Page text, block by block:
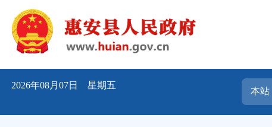
2026年08月07日 星期五